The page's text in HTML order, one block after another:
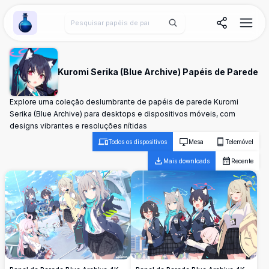
Wallpaper Alchemy
Kuromi Serika (Blue Archive) Papéis de Parede
Explore uma coleção deslumbrante de papéis de parede Kuromi
Serika (Blue Archive) para desktops e dispositivos móveis, com
designs vibrantes e resoluções nítidas
Todos os dispositivos Mesa Telemóvel
Mais downloads Recente